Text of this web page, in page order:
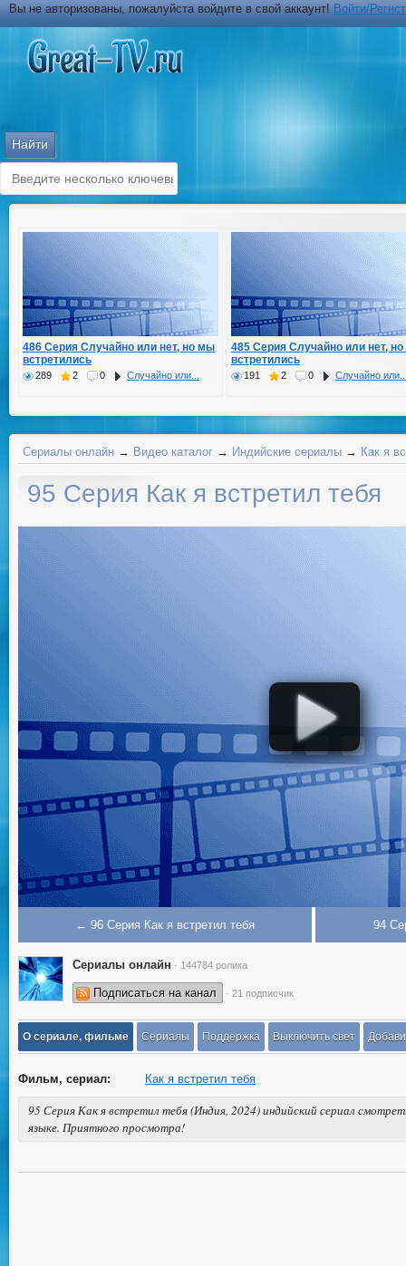
Вы не авторизованы, пожалуйста войдите в свой аккаунт!Войти/
486 Серия Случайно или нет, но мы
встретились
289 2 0 Случайно или...
485 Серия Случайно или нет,
встретились
191 2 0 Случайно
Сериалы онлайн → Видео каталог → Индийские сериалы → Как я
95 Серия Как я встретил тебя
← 96 Серия Как я встретил тебя 94
Сериалы онлайн · 144784 ролика
Подписаться на канал · 21 подписчик
О сериале, фильме Сериалы Поддержка Выключить свет
Фильм, сериал: Как я встретил тебя
95 Серия Как я встретил тебя (Индия, 2024) индийский сериал
языке. Приятного просмотра!